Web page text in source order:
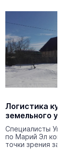
Логистика
земельного
Специалисты
по Марий Эл
точки зрения